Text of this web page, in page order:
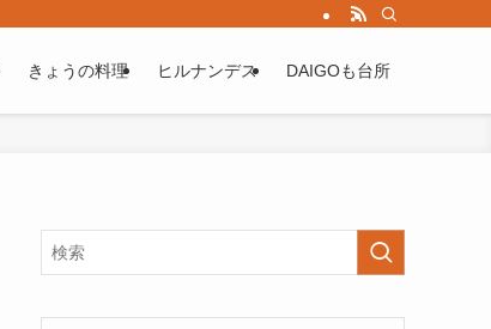
きょうの料理 ヒルナンデス DAIGOも台所